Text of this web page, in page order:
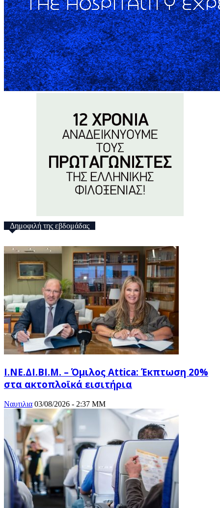
Δημοφιλή της εβδομάδας
Ι.ΝΕ.ΔΙ.ΒΙ.Μ. – Όμιλος Attica: Έκπτωση 20%
στα ακτοπλοϊκά εισιτήρια
Ναυτιλια 03/08/2026 - 2:37 ΜΜ